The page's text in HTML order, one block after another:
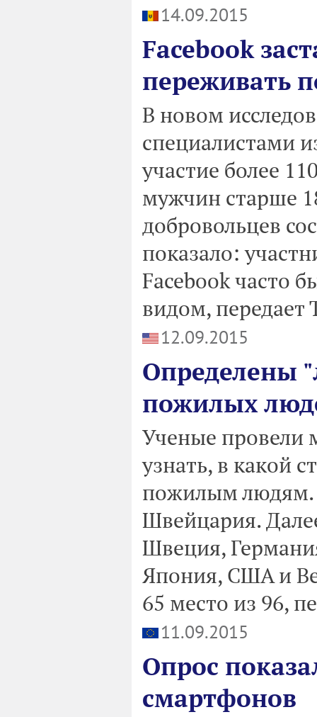
14.09.2015
Facebook
переживать
В новом
специалистами
участие более
мужчин старше
добровольцев
показало:
Facebook часто
видом, передает
12.09.2015
Определены
пожилых
Ученые провели
узнать, в какой
пожилым людям.
Швейцария.
Швеция,
Япония, США и
65 место из 96,
11.09.2015
Опрос
смартфонов